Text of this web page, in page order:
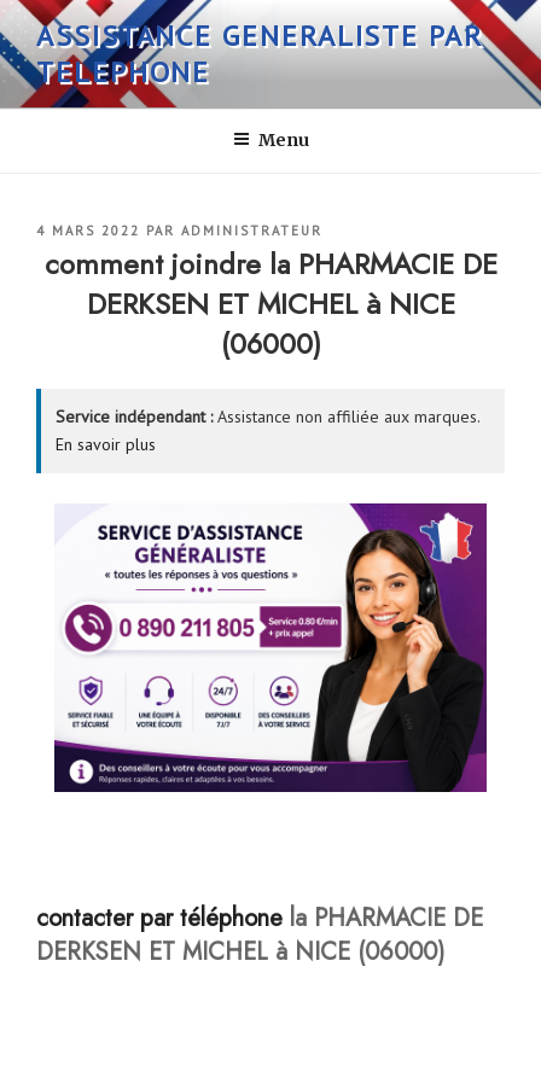
Aller
au
contenu
principal
ASSISTANCE GENERALISTE PAR
TELEPHONE
Menu
PUBLIÉ
4 MARS 2022 PAR ADMINISTRATEUR
comment joindre la PHARMACIE DE
DERKSEN ET MICHEL à NICE
(06000)
Service indépendant :Assistance non affiliée aux marques.
En savoir plus
contacter par téléphone la PHARMACIE DE
DERKSEN ET MICHEL à NICE (06000)